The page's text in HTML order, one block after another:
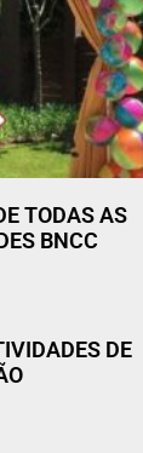
TODAS AS
BNCC
DE